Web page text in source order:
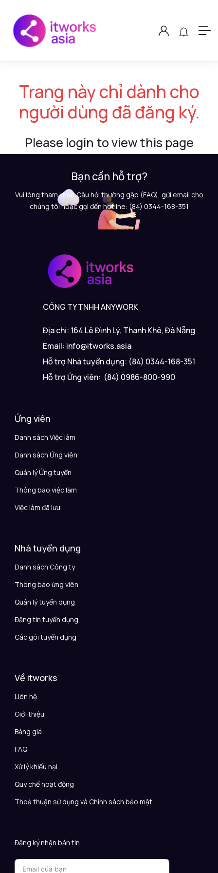
Trang này chỉ dành cho
người dùng đã đăng ký.
Please login to view this page
Bạn cần hỗ trợ?
Vui lòng tham khảo Câu hỏi thường gặp (FAQ), gửi email cho
chúng tôi hoặc gọi đến hotline: (84) 0344-168-351
CÔNG TY TNHH ANYWORK
Địa chỉ: 164 Lê Đình Lý, Thanh Khê, Đà Nẵng
Email: info@itworks.asia
Hỗ trợ Nhà tuyển dụng: (84) 0344-168-351
Hỗ trợ Ứng viên: (84) 0986-800-990
Ứng viên
Danh sách Việc làm
Danh sách Ứng viên
Quản lý Ứng tuyển
Thông báo việc làm
Việc làm đã lưu
Nhà tuyển dụng
Danh sách Công ty
Thông báo ứng viên
Quản lý tuyển dụng
Đăng tin tuyển dụng
Các gói tuyển dụng
Về itworks
Liên hệ
Giới thiệu
Bảng giá
FAQ
Xử lý khiếu nại
Quy chế hoạt động
Thoả thuận sử dụng và Chính sách bảo mật
Đăng ký nhận bản tin